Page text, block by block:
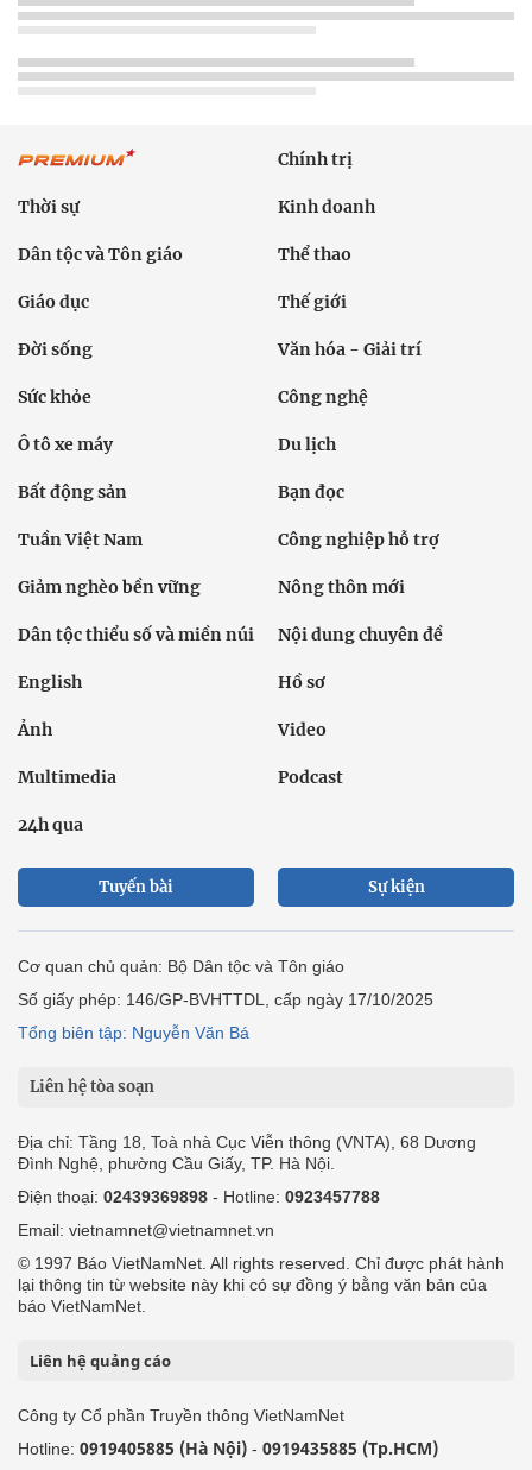
Chính trị
Thời sự Kinh doanh
Dân tộc và Tôn giáo Thể thao
Giáo dục Thế giới
Đời sống Văn hóa - Giải trí
Sức khỏe Công nghệ
Ô tô xe máy Du lịch
Bất động sản Bạn đọc
Tuần Việt Nam Công nghiệp hỗ trợ
Giảm nghèo bền vững Nông thôn mới
Dân tộc thiểu số và miền núi Nội dung chuyên đề
English Hồ sơ
Ảnh Video
Multimedia Podcast
24h qua
Tuyến bài Sự kiện
Cơ quan chủ quản: Bộ Dân tộc và Tôn giáo
Số giấy phép: 146/GP-BVHTTDL, cấp ngày 17/10/2025
Tổng biên tập: Nguyễn Văn Bá
Liên hệ tòa soạn
Địa chỉ: Tầng 18, Toà nhà Cục Viễn thông (VNTA), 68 Dương
Đình Nghệ, phường Cầu Giấy, TP. Hà Nội.
Điện thoại: 02439369898 - Hotline: 0923457788
Email: vietnamnet@vietnamnet.vn
© 1997 Báo VietNamNet. All rights reserved. Chỉ được phát hành
lại thông tin từ website này khi có sự đồng ý bằng văn bản của
báo VietNamNet.
Liên hệ quảng cáo
Công ty Cổ phần Truyền thông VietNamNet
Hotline: 0919405885 (Hà Nội) - 0919435885 (Tp.HCM)